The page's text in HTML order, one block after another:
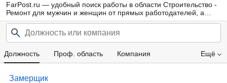
FarPost.ru — удобный поиск работы в области Строительство -
Ремонт для мужчин и женщин от прямых работодателей, а
также от кадровых агентств. Свежие вакансии каждый день.
Ещё
Должность Проф. область Компания
Замерщик